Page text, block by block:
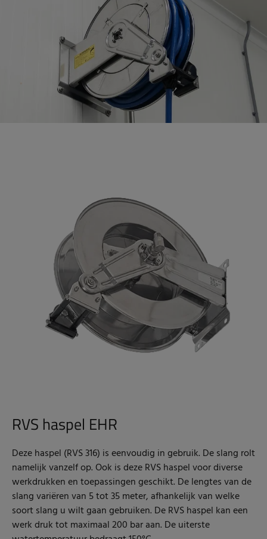
RVS haspel EHR
Deze haspel (RVS 316) is eenvoudig in gebruik. De slang rolt
namelijk vanzelf op. Ook is deze RVS haspel voor diverse
werkdrukken en toepassingen geschikt. De lengtes van de
slang variëren van 5 tot 35 meter, afhankelijk van welke
soort slang u wilt gaan gebruiken. De RVS haspel kan een
werk druk tot maximaal 200 bar aan. De uiterste